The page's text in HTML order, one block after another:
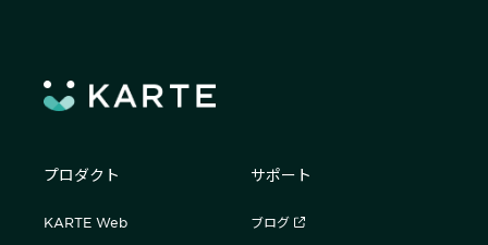
プロダクト
KARTE Web
サポート
ブログ